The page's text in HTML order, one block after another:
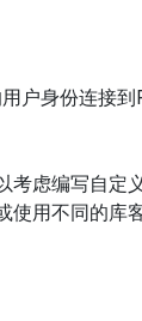
户身份连接
虑编写自定
用不同的库